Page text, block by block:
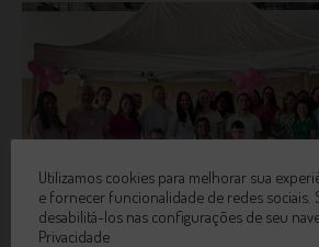
Utilizamos cookies para melhorar sua
e fornecer funcionalidade de redes sociais.
desabilitá-los nas configurações de seu
Privacidade